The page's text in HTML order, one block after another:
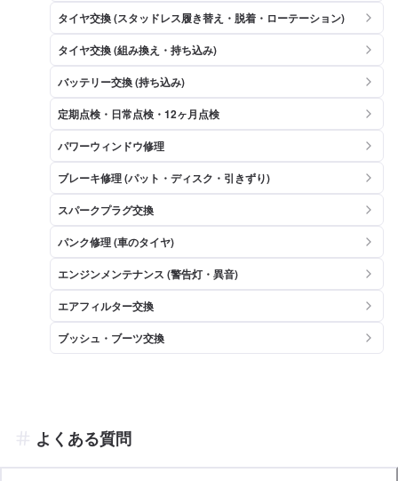
タイヤ交換 (スタッドレス履き替え・脱着・ローテーション)
タイヤ交換 (組み換え・持ち込み)
バッテリー交換 (持ち込み)
定期点検・日常点検・12ヶ月点検
パワーウィンドウ修理
ブレーキ修理 (パット・ディスク・引きずり)
スパークプラグ交換
パンク修理 (車のタイヤ)
エンジンメンテナンス (警告灯・異音)
エアフィルター交換
ブッシュ・ブーツ交換
よくある質問